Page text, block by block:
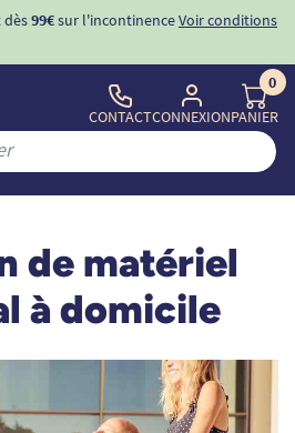
dès99€sur l'incontinenceVoir conditions
CONTACTCONNEXION
0
PANIER
de matériel
à domicile